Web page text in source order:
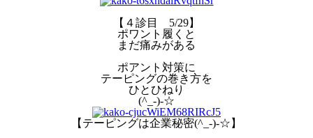
【４診目 5/29】
ポワント履くと
まだ痛みがある
ポアント対策に
テーピングの巻き方を
ひとひねり
(^_-)-☆
【テーピングは企業秘密(^_-)-☆】